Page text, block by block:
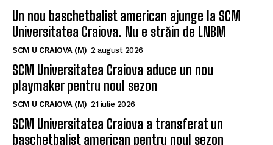
Un nou baschetbalist american ajunge la SCM
Universitatea Craiova. Nu e străin de LNBM
SCM U CRAIOVA (M) 2 august 2026
SCM Universitatea Craiova aduce un nou
playmaker pentru noul sezon
SCM U CRAIOVA (M) 21 iulie 2026
SCM Universitatea Craiova a transferat un
baschetbalist american pentru noul sezon